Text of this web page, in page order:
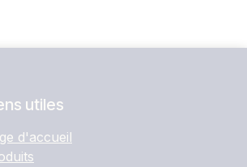
utiles
d'accueil